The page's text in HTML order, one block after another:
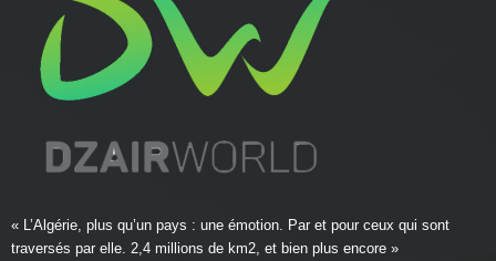
« L’Algérie, plus qu’un pays : une émotion. Par et pour ceux qui sont
traversés par elle. 2,4 millions de km2, et bien plus encore »